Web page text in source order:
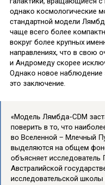
однако космологические
стандартной модели
чаще всего более
вокруг более крупных
направлениях, что в свою
и Андромеду скорее
Однако новое наблюдение
это заключение.
«Модель Лямбда-CDM
поверить в то, что
во Вселенной – Млечный
выделяются на общем
объясняет
Австралийской
исследовательской